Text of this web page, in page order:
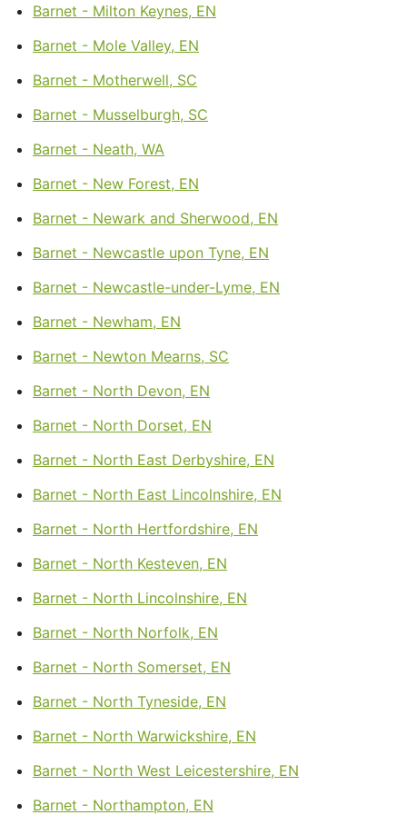
Barnet - Milton Keynes, EN
Barnet - Mole Valley, EN
Barnet - Motherwell, SC
Barnet - Musselburgh, SC
Barnet - Neath, WA
Barnet - New Forest, EN
Barnet - Newark and Sherwood, EN
Barnet - Newcastle upon Tyne, EN
Barnet - Newcastle-under-Lyme, EN
Barnet - Newham, EN
Barnet - Newton Mearns, SC
Barnet - North Devon, EN
Barnet - North Dorset, EN
Barnet - North East Derbyshire, EN
Barnet - North East Lincolnshire, EN
Barnet - North Hertfordshire, EN
Barnet - North Kesteven, EN
Barnet - North Lincolnshire, EN
Barnet - North Norfolk, EN
Barnet - North Somerset, EN
Barnet - North Tyneside, EN
Barnet - North Warwickshire, EN
Barnet - North West Leicestershire, EN
Barnet - Northampton, EN